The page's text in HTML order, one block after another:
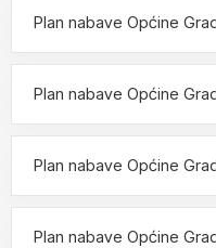
Plan nabave Općine
Plan nabave Općine
Plan nabave Općine
Plan nabave Općine